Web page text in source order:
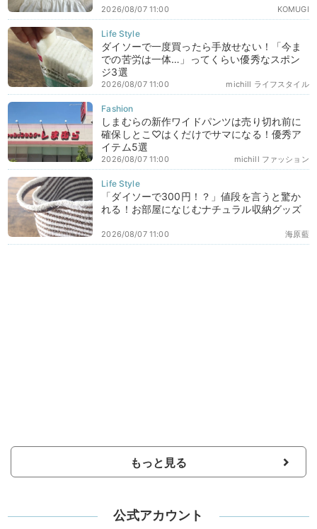
KOMUGI
2026/08/07 11:00
ダイソーで一度買ったら手放せない！「今ま
での苦労は一体…」ってくらい優秀なスポン
ジ3選
michill ライフスタイル
2026/08/07 11:00
しまむらの新作ワイドパンツは売り切れ前に
確保しとこ♡はくだけでサマになる！優秀ア
イテム5選
michill ファッション
2026/08/07 11:00
「ダイソーで300円！？」値段を言うと驚か
れる！お部屋になじむナチュラル収納グッズ
海原藍
2026/08/07 11:00
もっと見る
公式アカウント